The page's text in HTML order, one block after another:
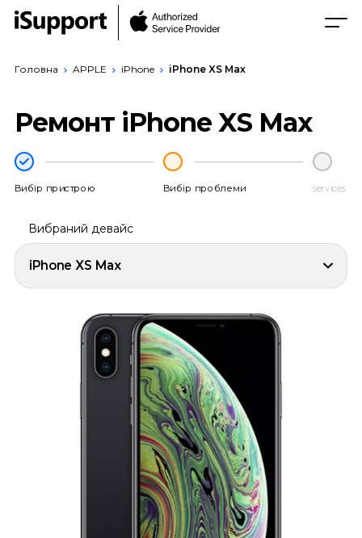
Головна APPLE iPhone iPhone XS Max
Ремонт iPhone XS Max
Вибір пристрою Вибір проблеми services
Вибраний девайс
iPhone XS Max